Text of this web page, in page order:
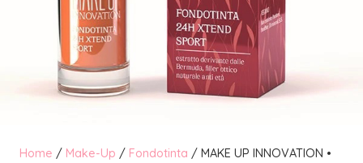
Home / Make-Up / Fondotinta / MAKE UP INNOVATION •